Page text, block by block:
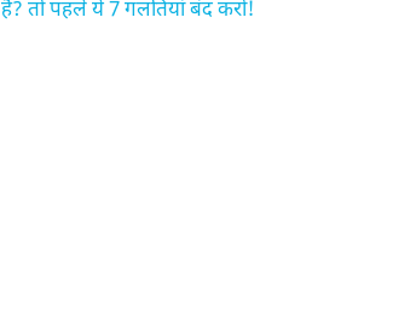
है? तो पहले ये 7 गलतियां बंद करो!